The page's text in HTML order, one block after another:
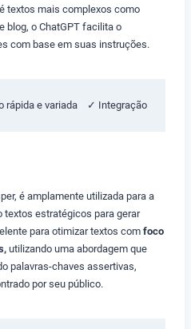
textos mais complexos como
blog, o ChatGPT facilita o
com base em suas instruções.
e variada ✓ Integração
é amplamente utilizada para a
textos estratégicos para gerar
para otimizar textos com foco
utilizando uma abordagem que
palavras-chaves assertivas,
por seu público.